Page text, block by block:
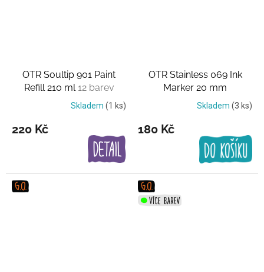
OTR Soultip 901 Paint
Refill 210 ml 12 barev
Skladem (1 ks)
220 Kč
OTR Stainless 069 Ink
Marker 20 mm
Skladem (3 ks)
180 Kč